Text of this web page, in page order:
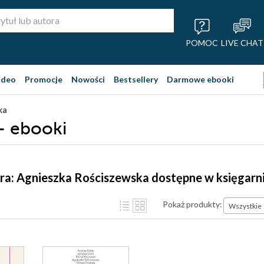
POMOC LIVE CHAT
Promocje Nowości Bestsellery Darmowe ebooki
ebooki
Agnieszka Rościszewska dostępne w
Pokaż produkty: Wszystkie